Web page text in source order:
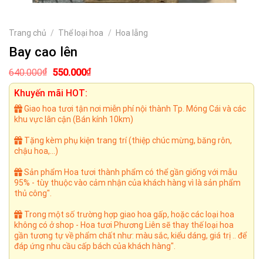
Trang chủ / Thể loại hoa / Hoa lẵng
Bay cao lên
640.000₫
Giá
gốc
là:
640.000₫.
550.000₫Giá
hiện
550.000₫.
Khuyến mãi HOT:
Giao hoa tươi tận nơi miễn phí nội thành Tp. Móng Cái và các
khu vực lân cận (Bán kính 10km)
Tặng kèm phụ kiện trang trí (thiệp chúc mừng, băng rôn,
chậu hoa,...)
Sản phẩm Hoa tươi thành phẩm có thể gần giống với mẫu
95% - tùy thuộc vào cảm nhận của khách hàng vì là sản phẩm
thủ công".
Trong một số trường hợp giao hoa gấp, hoặc các loại hoa
không có ở shop - Hoa tươi Phương Liên sẽ thay thế loại hoa
gần tương tự về phẩm chất như: màu sắc, kiểu dáng, giá trị .. để
đáp ứng nhu cầu cấp bách của khách hàng".